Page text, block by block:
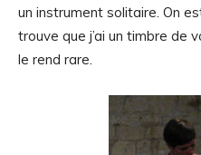
un instrument solitaire. On
trouve que j’ai un timbre de
le rend rare.